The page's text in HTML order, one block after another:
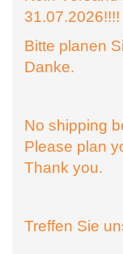
31.07.2026!!!!
Bitte planen
Danke.
No shipping
Please plan
Thank you.
Treffen Sie